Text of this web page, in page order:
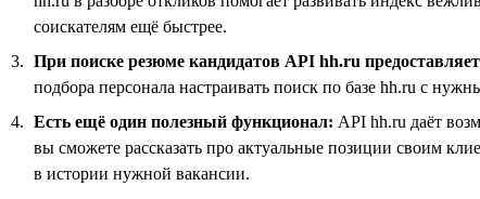
соискателям ещё быстрее.
При поиске резюме кандидатов API hh.ru
подбора персонала настраивать поиск по базе hh.ru с
Есть ещё один полезный функционал: API hh.ru даёт
вы сможете рассказать про актуальные позиции своим
в истории нужной вакансии.